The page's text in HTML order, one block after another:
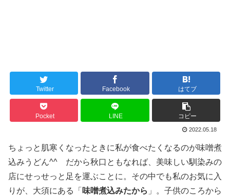
Twitter Facebook はてブ
Pocket LINE コピー
2022.05.18
ちょっと肌寒くなったときに私が食べたくなるのが味噌煮
込みうどん^^ だから秋口ともなれば、美味しい馴染みの
店にせっせっと足を運ぶことに。その中でも私のお気に入
りが、大須にある「 味噌煮込みたから 」。子供のころから